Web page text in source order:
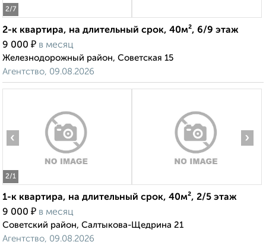
2/7
2-к квартира, на длительный срок, 40м², 6/9 этаж
9 000 ₽ в месяц
Железнодорожный район, Советская 15
Агентство, 09.08.2026
2/1
‹ ›
1-к квартира, на длительный срок, 40м², 2/5 этаж
9 000 ₽ в месяц
Советский район, Салтыкова-Щедрина 21
Агентство, 09.08.2026